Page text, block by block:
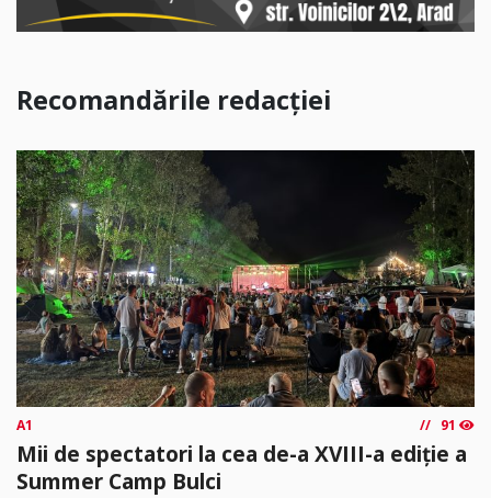
Recomandările redacției
A1 91
Mii de spectatori la cea de-a XVIII-a ediție a
Summer Camp Bulci